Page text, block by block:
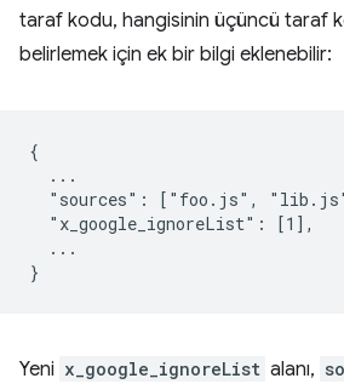
taraf kodu, hangisinin üçüncü taraf
belirlemek için ek bir bilgi eklenebilir:
{
  ...
"sources": ["foo.js",
  "x_google_ignoreList": [1],
  ...
Yeni x_google_ignoreList alanı,